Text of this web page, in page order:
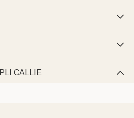


CALLIE 